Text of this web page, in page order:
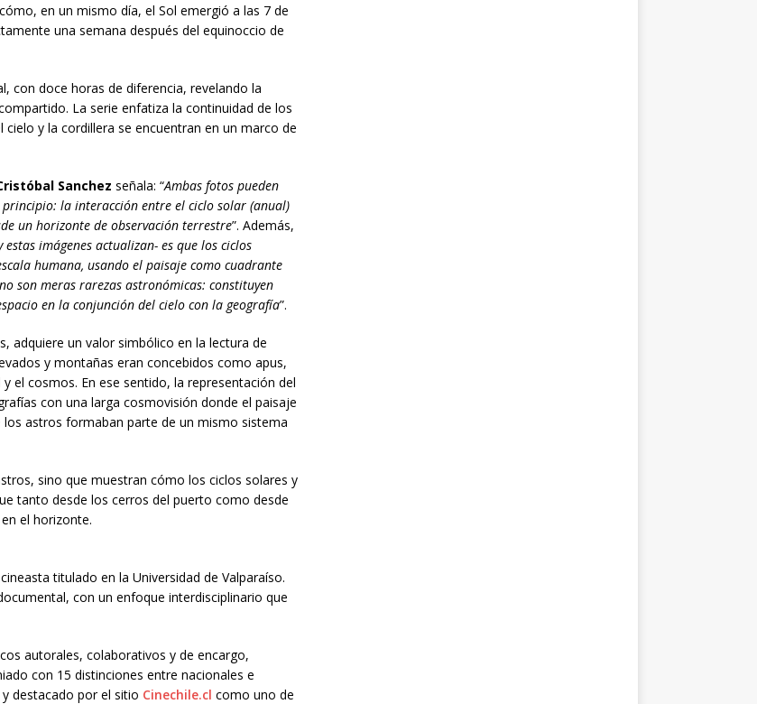
en un mismo día, el Sol emergió a las 7 de
una semana después del equinoccio de
con doce horas de diferencia, revelando la
La serie enfatiza la continuidad de los
y la cordillera se encuentran en un marco de
Sanchez señala: “Ambas fotos pueden
la interacción entre el ciclo solar (anual)
un horizonte de observación terrestre”. Además,
imágenes actualizan- es que los ciclos
humana, usando el paisaje como cuadrante
son meras rarezas astronómicas: constituyen
en la conjunción del cielo con la geografía”.
adquiere un valor simbólico en la lectura de
y montañas eran concebidos como apus,
el cosmos. En ese sentido, la representación del
con una larga cosmovisión donde el paisaje
astros formaban parte de un mismo sistema
sino que muestran cómo los ciclos solares y
tanto desde los cerros del puerto como desde
el horizonte.
titulado en la Universidad de Valparaíso.
con un enfoque interdisciplinario que
autorales, colaborativos y de encargo,
con 15 distinciones entre nacionales e
destacado por el sitio Cinechile.cl como uno de